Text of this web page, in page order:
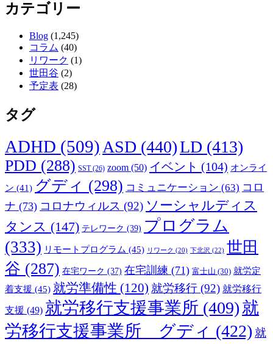
カテゴリー
Blog (1,245)
コラム (40)
リワーク (1)
世田谷 (2)
予定表 (28)
タグ
ADHD (509) ASD (440)LD (413)
PDD (288) SST(26) zoom (50) イベント (104) オンライ
ン (41) グディ (298) コミュニケーション (63) コロ
ナ (73) コロナウィルス (92) ソーシャルディス
タンス (147) テレワーク (39) プログラム
(333) リモートプログラム (45) リワーク (20) 下北沢 (22) 世田
谷 (287) 在宅ワーク (37) 在宅訓練 (71) 富士山 (30) 就労定
着支援 (45) 就労準備性 (120) 就労移行 (92) 就労移行
支援 (49) 就労移行支援事業所 (409)就
労移行支援事業所 グディ (422) 就